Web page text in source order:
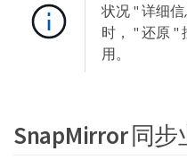
状况 " 详细
时， " 还原 "
用。
SnapMirror 同